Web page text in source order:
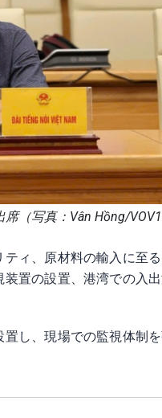
（写真：Vân Hồng/
ィ、原材料の輸入に至
置の設置、港湾での入
し、現場での監視体制